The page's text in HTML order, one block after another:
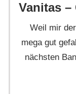
Vanitas –
Weil mir
mega gut
nächsten